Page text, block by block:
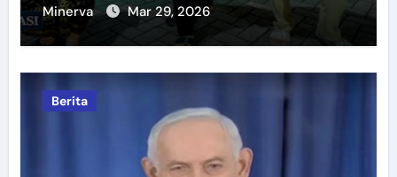
Minerva Mar 29, 2026
Berita